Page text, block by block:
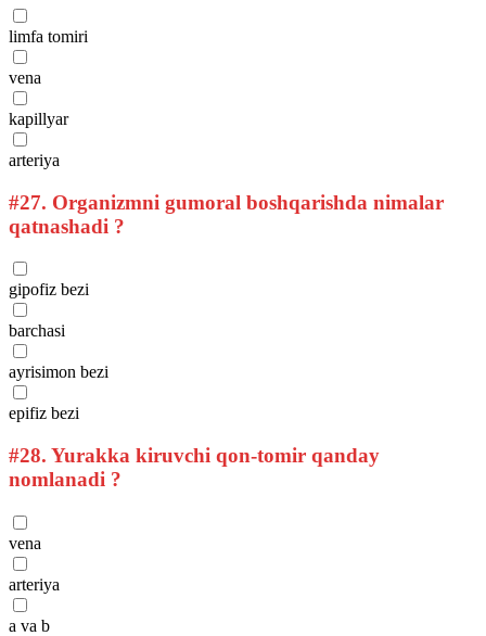
limfa tomiri
vena
kapillyar
arteriya
#27. Organizmni gumoral boshqarishda nimalar
qatnashadi ?
gipofiz bezi
barchasi
ayrisimon bezi
epifiz bezi
#28. Yurakka kiruvchi qon-tomir qanday
nomlanadi ?
vena
arteriya
a va b